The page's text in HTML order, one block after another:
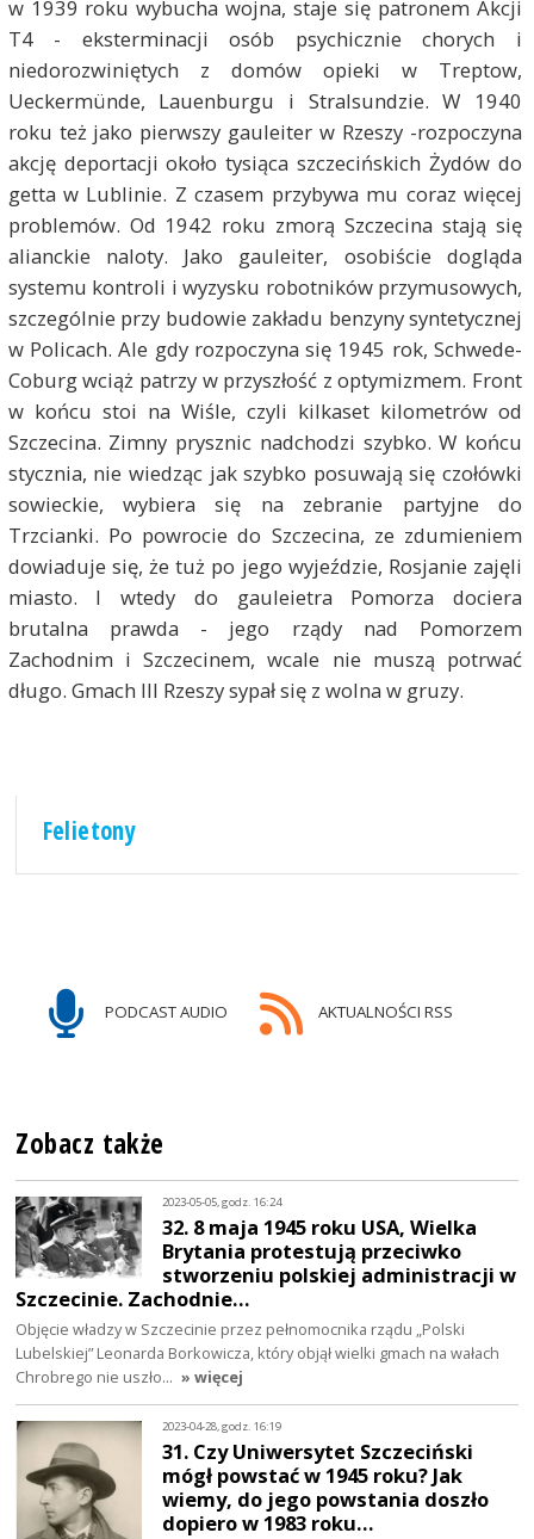
w 1939 roku wybucha wojna, staje się patronem Akcji
T4 - eksterminacji osób psychicznie chorych i
niedorozwiniętych z domów opieki w Treptow,
Ueckermünde, Lauenburgu i Stralsundzie. W 1940
roku też jako pierwszy gauleiter w Rzeszy -rozpoczyna
akcję deportacji około tysiąca szczecińskich Żydów do
getta w Lublinie. Z czasem przybywa mu coraz więcej
problemów. Od 1942 roku zmorą Szczecina stają się
alianckie naloty. Jako gauleiter, osobiście dogląda
systemu kontroli i wyzysku robotników przymusowych,
szczególnie przy budowie zakładu benzyny syntetycznej
w Policach. Ale gdy rozpoczyna się 1945 rok, Schwede-
Coburg wciąż patrzy w przyszłość z optymizmem. Front
w końcu stoi na Wiśle, czyli kilkaset kilometrów od
Szczecina. Zimny prysznic nadchodzi szybko. W końcu
stycznia, nie wiedząc jak szybko posuwają się czołówki
sowieckie, wybiera się na zebranie partyjne do
Trzcianki. Po powrocie do Szczecina, ze zdumieniem
dowiaduje się, że tuż po jego wyjeździe, Rosjanie zajęli
miasto. I wtedy do gauleietra Pomorza dociera
brutalna prawda - jego rządy nad Pomorzem
Zachodnim i Szczecinem, wcale nie muszą potrwać
długo. Gmach III Rzeszy sypał się z wolna w gruzy.
Felietony
PODCAST AUDIO AKTUALNOŚCI RSS
Zobacz także
2023-05-05, godz. 16:24
32. 8 maja 1945 roku USA, Wielka
Brytania protestują przeciwko
stworzeniu polskiej administracji w
Szczecinie. Zachodnie…
Objęcie władzy w Szczecinie przez pełnomocnika rządu „Polski
Lubelskiej” Leonarda Borkowicza, który objął wielki gmach na wałach
Chrobrego nie uszło… » więcej
2023-04-28, godz. 16:19
31. Czy Uniwersytet Szczeciński
mógł powstać w 1945 roku? Jak
wiemy, do jego powstania doszło
dopiero w 1983 roku…